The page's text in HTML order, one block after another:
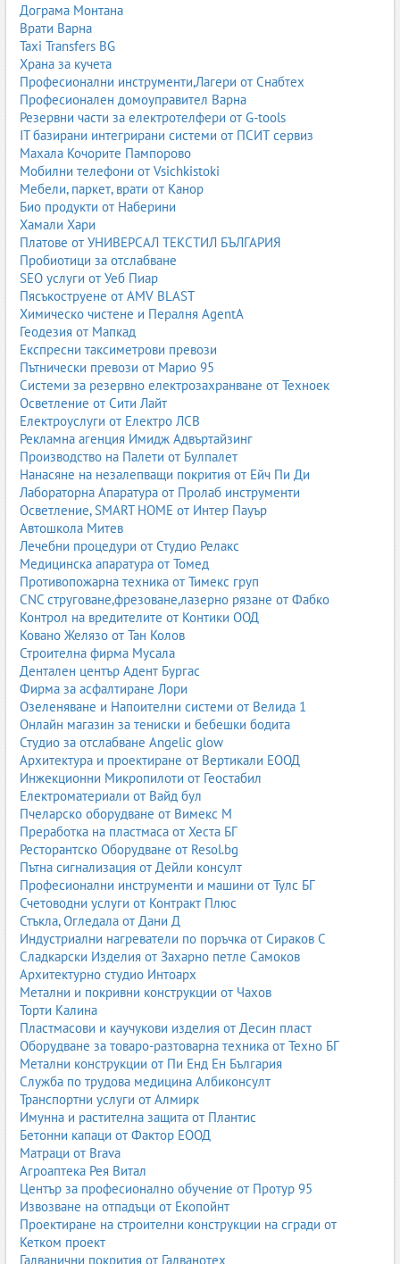
Дограма Монтана
Врати Варна
Taxi Transfers BG
Храна за кучета
Професионални инструменти,Лагери от Снабтех
Професионален домоуправител Варна
Резервни части за електротелфери от G-tools
IT базирани интегрирани системи от ПСИТ сервиз
Махала Кочорите Пампорово
Мобилни телефони от Vsichkistoki
Мебели, паркет, врати от Канор
Био продукти от Наберини
Хамали Хари
Платове от УНИВЕРСАЛ ТЕКСТИЛ БЪЛГАРИЯ
Пробиотици за отслабване
SEO услуги от Уеб Пиар
Пясъкоструене от AMV BLAST
Химическо чистене и Пералня AgentA
Геодезия от Мапкад
Експресни таксиметрови превози
Пътнически превози от Марио 95
Системи за резервно електрозахранване от Техноек
Осветление от Сити Лайт
Електроуслуги от Електро ЛСВ
Рекламна агенция Имидж Адвъртайзинг
Производство на Палети от Булпалет
Нанасяне на незалепващи покрития от Ейч Пи Ди
Лабораторна Апаратура от Пролаб инструменти
Осветление, SMART HOME от Интер Пауър
Автошкола Митев
Лечебни процедури от Студио Релакс
Медицинска апаратура от Томед
Противопожарна техника от Тимекс груп
CNC струговане,фрезоване,лазерно рязане от Фабко
Контрол на вредителите от Контики ООД
Ковано Желязо от Тан Колов
Строителна фирма Мусала
Дентален център Адент Бургас
Фирма за асфалтиране Лори
Озеленяване и Напоителни системи от Велида 1
Онлайн магазин за тениски и бебешки бодита
Студио за отслабване Angelic glow
Архитектура и проектиране от Вертикали ЕООД
Инжекционни Микропилоти от Геостабил
Електроматериали от Вайд бул
Пчеларско оборудване от Вимекс М
Преработка на пластмаса от Хеста БГ
Ресторантско Оборудване от Resol.bg
Пътна сигнализация от Дейли консулт
Професионални инструменти и машини от Тулс БГ
Счетоводни услуги от Контракт Плюс
Стъкла, Огледала от Дани Д
Индустриални нагреватели по поръчка от Сираков С
Сладкарски Изделия от Захарно петле Самоков
Архитектурно студио Интоарх
Метални и покривни конструкции от Чахов
Торти Калина
Пластмасови и каучукови изделия от Десин пласт
Оборудване за товаро-разтоварна техника от Техно БГ
Метални конструкции от Пи Енд Ен България
Служба по трудова медицина Албиконсулт
Транспортни услуги от Алмирк
Имунна и растителна защита от Плантис
Бетонни капаци от Фактор ЕООД
Матраци от Brava
Агроаптека Рея Витал
Център за професионално обучение от Протур 95
Извозване на отпадъци от Екопойнт
Проектиране на строителни конструкции на сгради от
Кетком проект
Галванични покрития от Галванотех